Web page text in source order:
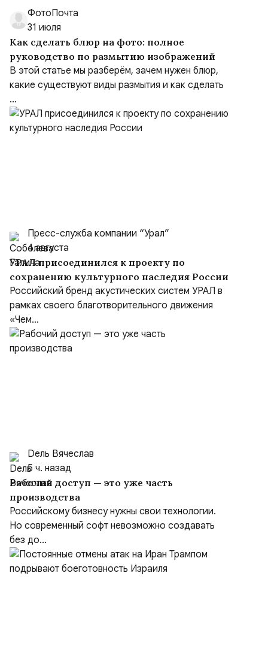
ФотоПочта
31 июля
Как сделать блюр на фото: полное
руководство по размытию изображений
В этой статье мы разберём, зачем нужен блюр,
какие существуют виды размытия и как сделать
...
Пресс-служба компании “Урал”
4 августа
УРАЛ присоединился к проекту по
сохранению культурного наследия России
Российский бренд акустических систем УРАЛ в
рамках своего благотворительного движения
«Чем...
Dель Вячеслав
5 ч. назад
Рабочий доступ — это уже часть
производства
Российскому бизнесу нужны свои технологии.
Но современный софт невозможно создавать
без до...